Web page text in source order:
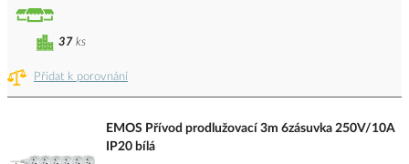
Přidat k porovnání
37 ks
EMOS Přívod prodlužovací 3m 6zásuvka 250V/10A
IP20 bílá